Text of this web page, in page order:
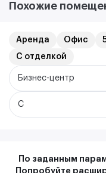
Похожие
Аренда Офис
С отделкой
Бизнес-центр
C
По заданным
Попробуйте